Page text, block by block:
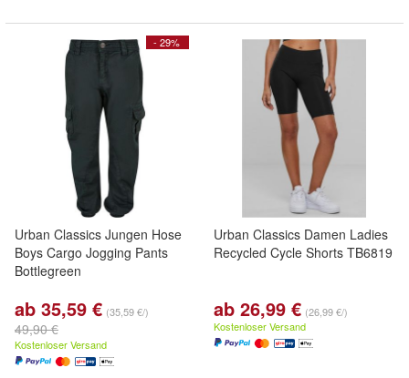
- 29%
Urban Classics Jungen Hose
Boys Cargo Jogging Pants
Bottlegreen
ab 35,59 € (35,59 €/)
49,90 €
Kostenloser Versand
Urban Classics Damen Ladies
Recycled Cycle Shorts TB6819
ab 26,99 € (26,99 €/)
Kostenloser Versand